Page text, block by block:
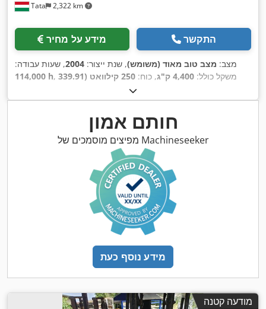
Tata 2,322 km
מידע על מחיר התקשר
מצב: מצב טוב מאוד (משומש), שנת ייצור: 2004, שעות עבודה:
114,000 h
, משקל כולל: 4,400 ק"ג , כוח:
250 קילוואט (339.91
2.802 מ"ק/שעה
חותם אמון
מפיצים מוסמכים של Machineseeker
מידע נוסף כעת
מודעה קטנה